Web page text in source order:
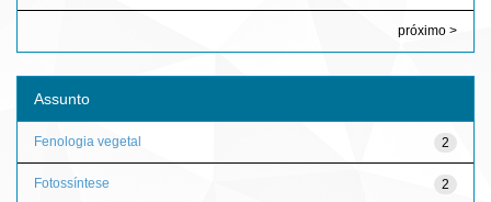
próximo >
Assunto
2
Fenologia vegetal
2
Fotossíntese